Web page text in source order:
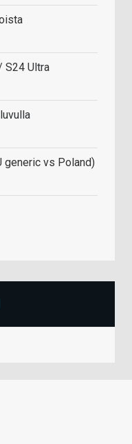
S24 Ultra
generic vs Poland)